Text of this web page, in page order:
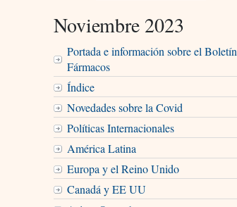
Noviembre 2023
Portada e información sobre el Boletín
Fármacos
Índice
Novedades sobre la Covid
Políticas Internacionales
América Latina
Europa y el Reino Unido
Canadá y EE UU